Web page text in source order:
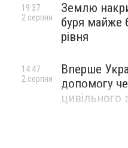
Землю
буря майже
рівня
19:37
2 серпня
Вперше
допомогу
цивільного
14:47
2 серпня